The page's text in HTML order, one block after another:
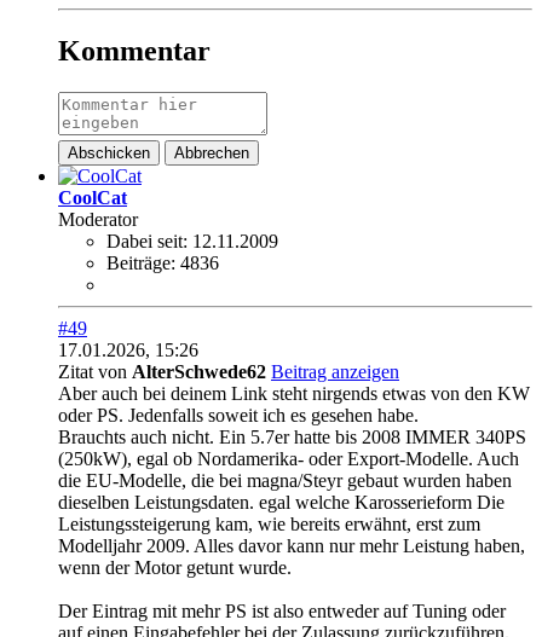
Kommentar
Abschicken Abbrechen
CoolCat
Moderator
Dabei seit: 12.11.2009
Beiträge: 4836
#49
17.01.2026, 15:26
Zitat von AlterSchwede62 Beitrag anzeigen
Aber auch bei deinem Link steht nirgends etwas von den KW
oder PS. Jedenfalls soweit ich es gesehen habe.
Brauchts auch nicht. Ein 5.7er hatte bis 2008 IMMER 340PS
(250kW), egal ob Nordamerika- oder Export-Modelle. Auch
die EU-Modelle, die bei magna/Steyr gebaut wurden haben
dieselben Leistungsdaten. egal welche Karosserieform Die
Leistungssteigerung kam, wie bereits erwähnt, erst zum
Modelljahr 2009. Alles davor kann nur mehr Leistung haben,
wenn der Motor getunt wurde.
Der Eintrag mit mehr PS ist also entweder auf Tuning oder